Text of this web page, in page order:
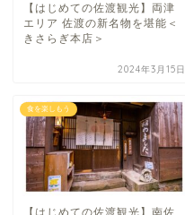
【はじめての佐渡観光】両津
エリア 佐渡の新名物を堪能＜
きさらぎ本店＞
2024年3月15日
食を楽しもう
【はじめての佐渡観光】南佐